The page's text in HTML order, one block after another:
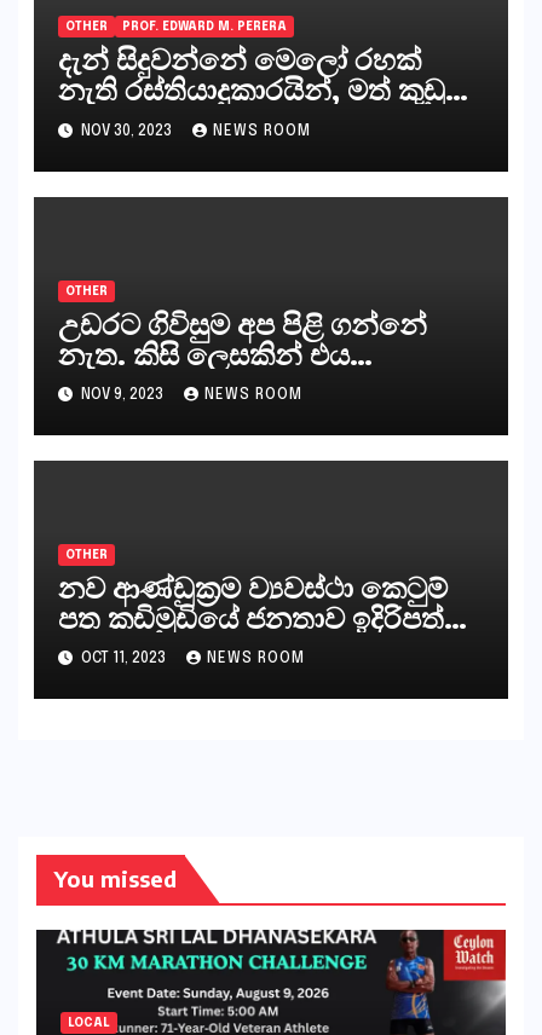
OTHER PROF. EDWARD M. PERERA
දැන් සිදුවන්නේ මෙලෝ රහක්
නැති රස්තියාදුකාරයින්, මත් කුඩු
ගෙන්වන්නන් සහ අලෙවි
කරන්නන්,කැලෑපාළුවන්, මහජන
නියෝජිතයින්
NOV 30, 2023 NEWS ROOM
OTHER
උඩරට ගිවිසුම අප පිළි ගන්නේ
නැත. කිසි ලෙසකින් එය
නීත්‍යානුකූල ලියවිල්ලක් නො වේ.
සිංහල ප්‍රතිපත්ති කේන්ද්‍රයෙන්
ජනාධිපති දැන් වූ ලිපියෙන්
NOV 9, 2023 NEWS ROOM
OTHER
නව ආණ්ඩුක්‍රම ව්‍යවස්ථා කෙටුම්
පත කඩිමුඩියේ ජනතාව ඉදිරිපත්
කරන්නේ?
OCT 11, 2023 NEWS ROOM
You missed
LOCAL